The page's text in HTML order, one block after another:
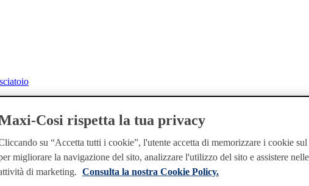
Cosi rispetta la tua privacy
su “Accetta tutti i cookie”, l'utente accetta di memorizzare i cookie
migliorare la navigazione del sito, analizzare l'utilizzo del sito e assistere
di marketing. Consulta la nostra Cookie Policy.